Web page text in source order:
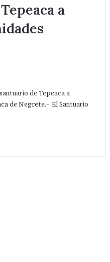
a
de Tepeaca a
de Negrete.- El Santuario